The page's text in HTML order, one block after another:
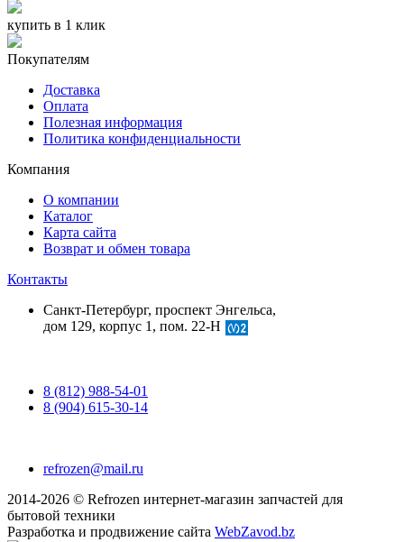
купить в 1 клик
Покупателям
Доставка
Оплата
Полезная информация
Политика конфиденциальности
Компания
О компании
Каталог
Карта сайта
Возврат и обмен товара
Контакты
Санкт-Петербург, проспект Энгельса,
дом 129, корпус 1, пом. 22-Н
8 (812) 988-54-01
8 (904) 615-30-14
refrozen@mail.ru
2014-2026 © Refrozen интернет-магазин запчастей для
бытовой техники
Разработка и продвижение сайта WebZavod.bz